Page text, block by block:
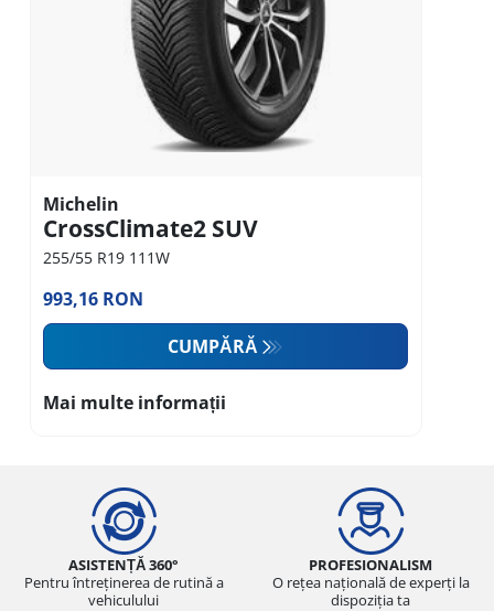
Michelin
CrossClimate2 SUV
255/55 R19 111W
993,16 RON
CUMPĂRĂ
Mai multe informații
ASISTENȚĂ 360°
Pentru întreținerea de rutină a
vehiculului
PROFESIONALISM
O rețea națională de experți la
dispoziția ta